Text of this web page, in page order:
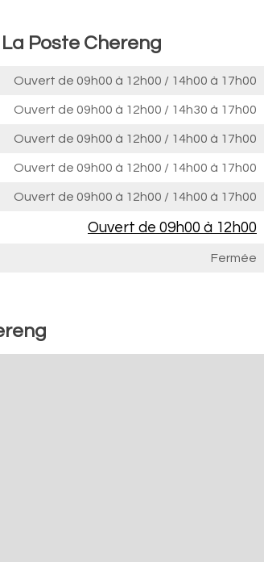
Poste Chereng
Ouvert de 09h00 à 12h00 / 14h00 à 17h00
Ouvert de 09h00 à 12h00 / 14h30 à 17h00
Ouvert de 09h00 à 12h00 / 14h00 à 17h00
Ouvert de 09h00 à 12h00 / 14h00 à 17h00
Ouvert de 09h00 à 12h00 / 14h00 à 17h00
Ouvert de 09h00 à 12h00
Fermée